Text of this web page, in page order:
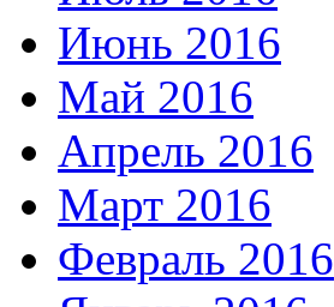
Июнь 2016
Май 2016
Апрель 2016
Март 2016
Февраль 2016